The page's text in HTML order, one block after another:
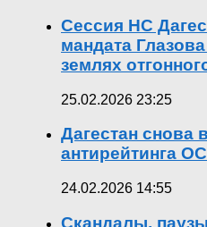
Сессия НС
мандата
землях
25.02.2026 23:25
Дагестан снова
антирейтинга
24.02.2026 14:55
Скандалы,